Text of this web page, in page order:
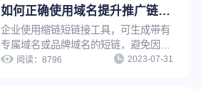
并提升工作效率。
如何正确使用域名提升推广链接点击率？
企业使用缩链短链接工具，可生成带有
专属域名或品牌域名的短链，避免因他
人违规受到封禁牵连，大大降低链接打
阅读：8796 2023-07-31